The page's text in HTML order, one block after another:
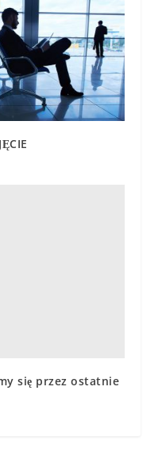
się przez ostatnie